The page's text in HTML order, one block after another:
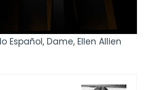
Español, Dame, Ellen Allien